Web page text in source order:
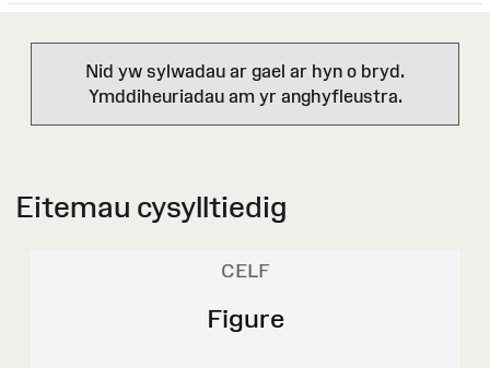
Nid yw sylwadau ar gael ar hyn o bryd.
Ymddiheuriadau am yr anghyfleustra.
Eitemau cysylltiedig
CELF
Figure